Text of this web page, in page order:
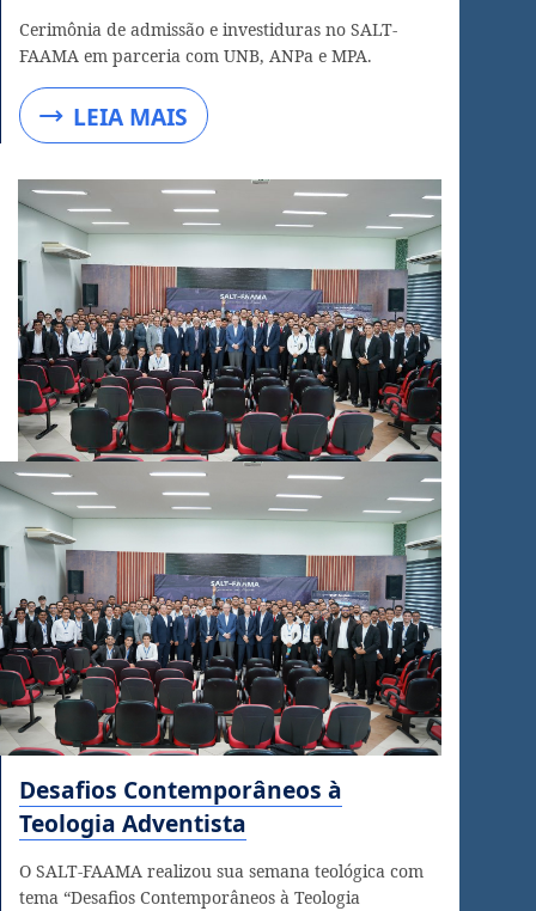
Cerimônia de admissão e investiduras no SALT-
FAAMA em parceria com UNB, ANPa e MPA.
LEIA MAIS
Desafios Contemporâneos à
Teologia Adventista
O SALT-FAAMA realizou sua semana teológica com
tema “Desafios Contemporâneos à Teologia